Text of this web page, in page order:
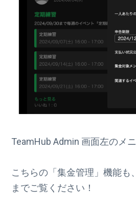
TeamHub Admin 画面左のメ
こちらの「集金管理」機能も
までご覧ください！